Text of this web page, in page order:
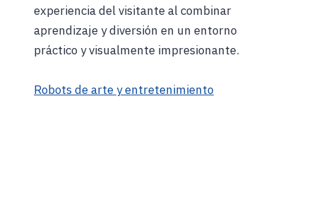
experiencia del visitante al combinar
aprendizaje y diversión en un entorno
práctico y visualmente impresionante.
Robots de arte y entretenimiento